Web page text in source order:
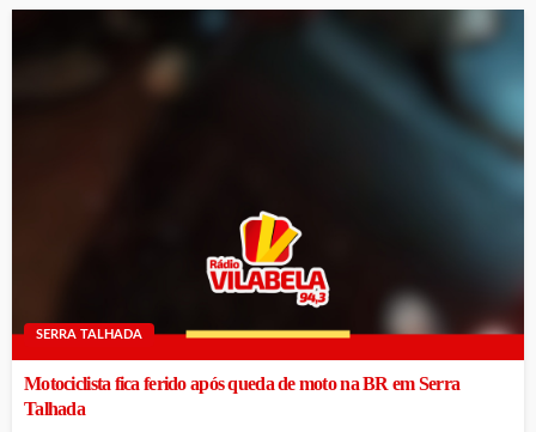
SERRA TALHADA
Motociclista fica ferido após queda de moto na BR em Serra
Talhada